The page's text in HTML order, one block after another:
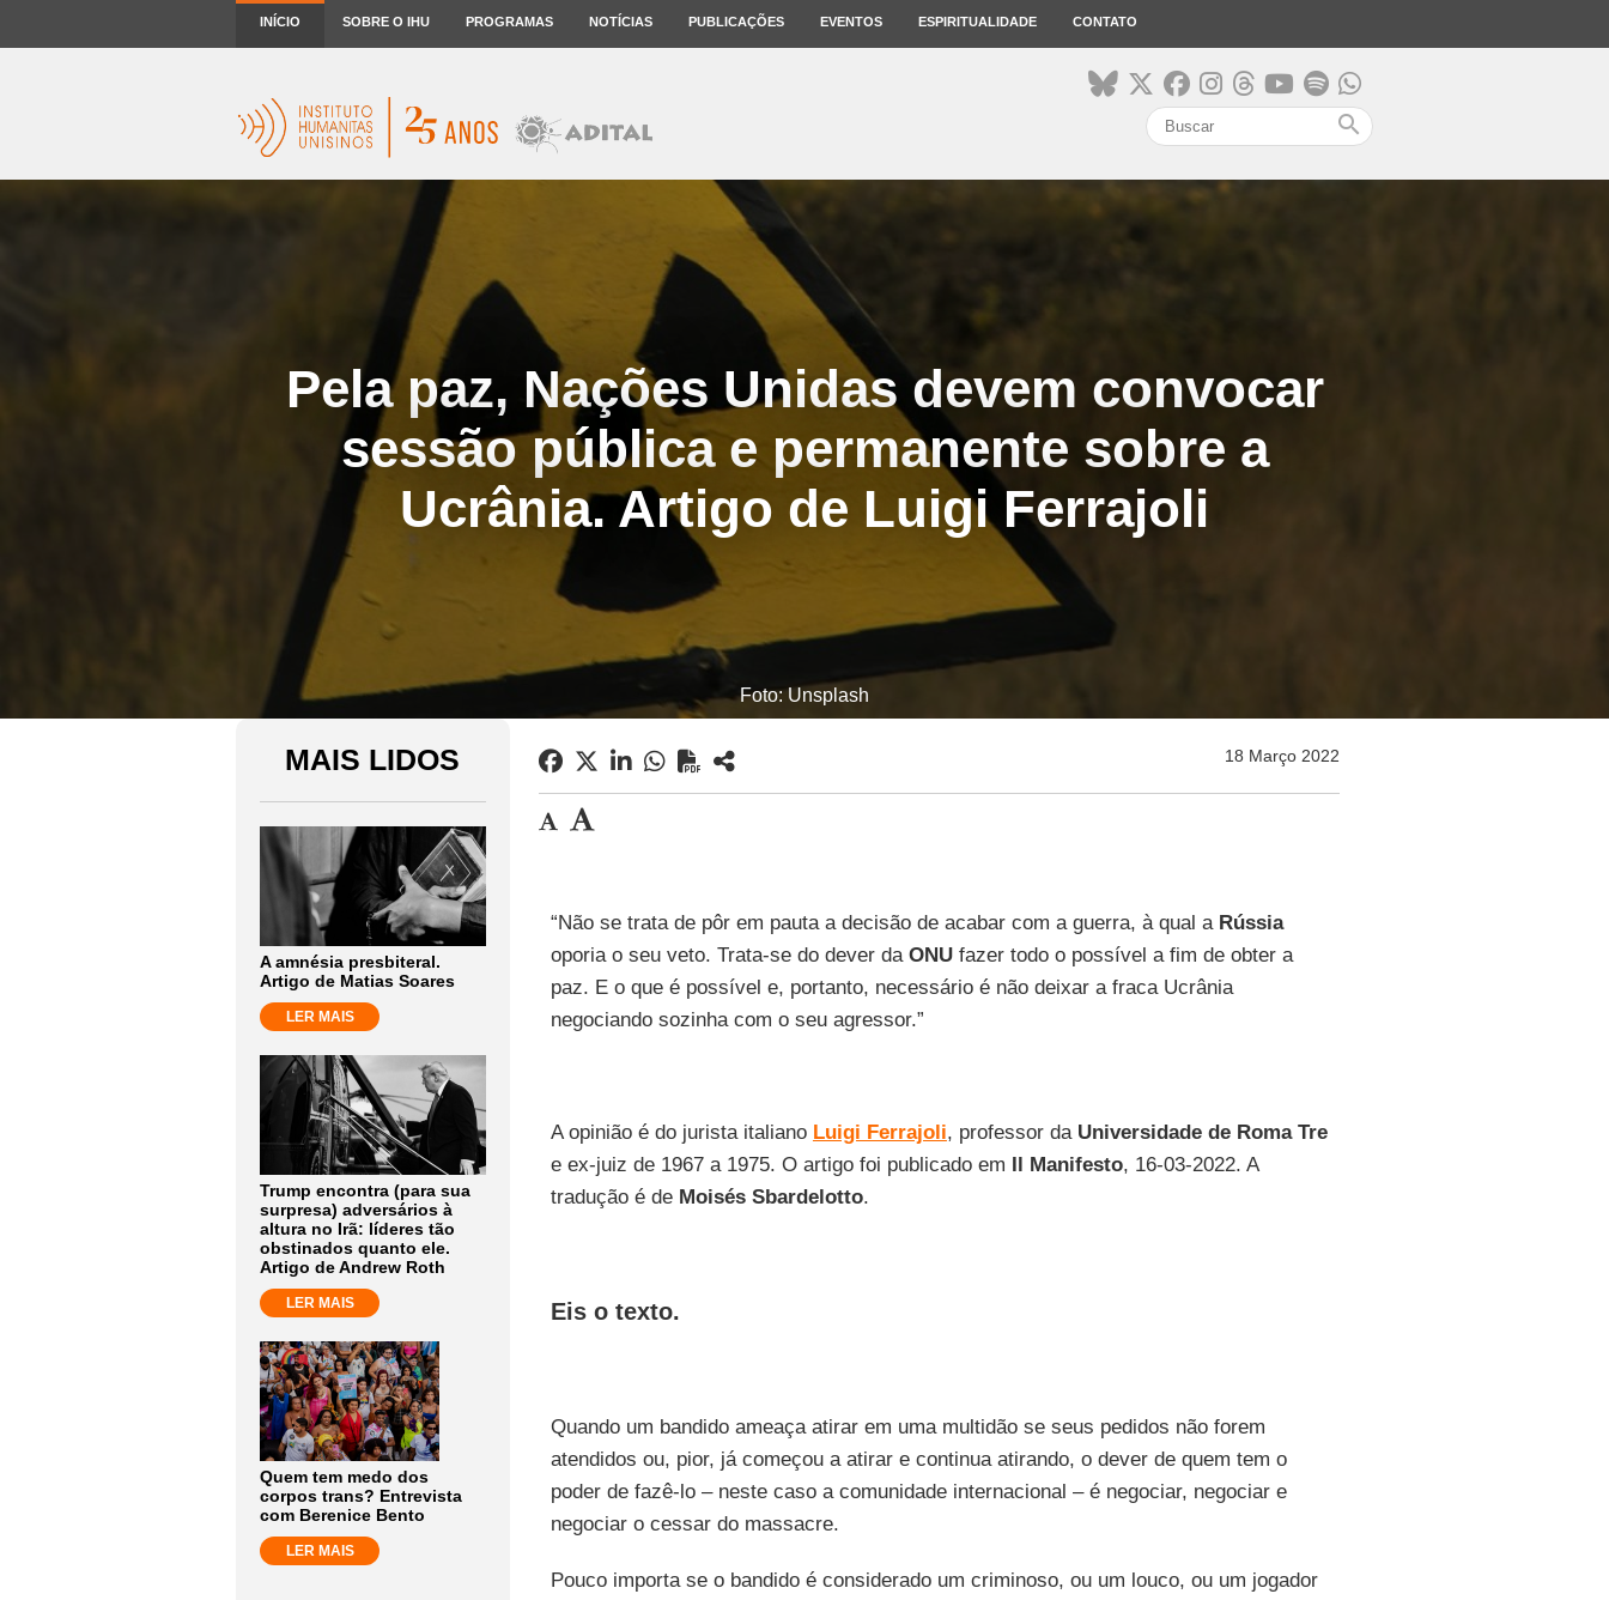
INÍCIO SOBRE O IHU PROGRAMAS NOTÍCIAS PUBLICAÇÕES EVENTOS ESPIRITUALIDADE CONTATO
search
Pela paz, Nações Unidas devem convocar
sessão pública e permanente sobre a
Ucrânia. Artigo de Luigi Ferrajoli
Foto: Unsplash
MAIS LIDOS
A amnésia presbiteral.
Artigo de Matias Soares
LER MAIS
Trump encontra (para sua
surpresa) adversários à
altura no Irã: líderes tão
obstinados quanto ele.
Artigo de Andrew Roth
LER MAIS
Quem tem medo dos
corpos trans? Entrevista
com Berenice Bento
LER MAIS
18 Março 2022
“Não se trata de pôr em pauta a decisão de acabar com a guerra, à qual a Rússia
oporia o seu veto. Trata-se do dever da ONUfazer todo o possível a fim de obter a
paz. E o que é possível e, portanto, necessário é não deixar a fraca Ucrânia
negociando sozinha com o seu agressor.”
A opinião é do jurista italiano Luigi Ferrajoli, professor da Universidade de Roma Tre
e ex-juiz de 1967 a 1975. O artigo foi publicado em Il Manifesto, 16-03-2022. A
tradução é de Moisés Sbardelotto.
Eis o texto.
Quando um bandido ameaça atirar em uma multidão se seus pedidos não forem
atendidos ou, pior, já começou a atirar e continua atirando, o dever de quem tem o
poder de fazê-lo – neste caso a comunidade internacional – é negociar, negociar e
negociar o cessar do massacre.
Pouco importa se o bandido é considerado um criminoso, ou um louco, ou um jogador